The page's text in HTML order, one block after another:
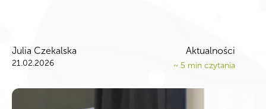
Julia Czekalska
21.02.2026
Aktualności
~ 5 min czytania